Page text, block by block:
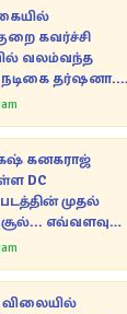
கவர்ச்சி
வலம்வந்த
நடிகை தர்ஷனா...
கனகராஜ்
DC
முதல்
எவ்வளவு